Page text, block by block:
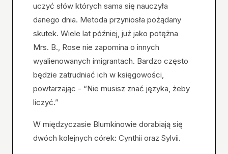
uczyć słów których sama się nauczyła
danego dnia. Metoda przyniosła pożądany
skutek. Wiele lat później, już jako potężna
Mrs. B., Rose nie zapomina o innych
wyalienowanych imigrantach. Bardzo często
będzie zatrudniać ich w księgowości,
powtarzając - “Nie musisz znać języka, żeby
liczyć.”
W międzyczasie Blumkinowie dorabiają się
dwóch kolejnych córek: Cynthii oraz Sylvii.